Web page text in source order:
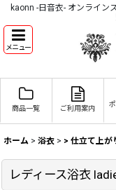
kaonn -日音衣- オンライ
メニュー
商品一覧 ご利用案内
ホーム > 浴衣 > > 仕立て上が
レディース浴衣